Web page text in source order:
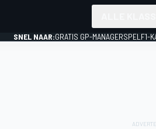
SNEL NAAR:GRATIS GP-MANAGERSPEL F1-